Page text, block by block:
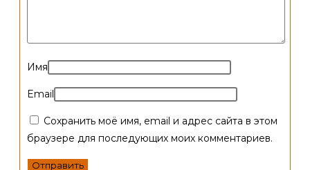
Имя
Email
Сохранить моё имя, email и адрес сайта в этом
браузере для последующих моих комментариев.